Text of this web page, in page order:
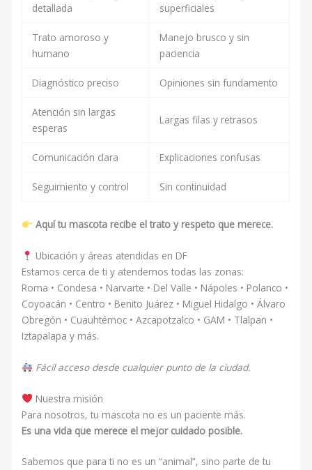
detallada
superficiales
Trato amoroso y
humano
Manejo brusco y sin
paciencia
Diagnóstico preciso Opiniones sin fundamento
Atención sin largas
esperas
Largas filas y retrasos
Comunicación clara Explicaciones confusas
Seguimiento y control Sin continuidad
Aquí tu mascota recibe el trato y respeto que merece.
Ubicación y áreas atendidas en DF
Estamos cerca de ti y atendemos todas las zonas:
Roma • Condesa • Narvarte • Del Valle • Nápoles • Polanco •
Coyoacán • Centro • Benito Juárez • Miguel Hidalgo • Álvaro
Obregón • Cuauhtémoc • Azcapotzalco • GAM • Tlalpan •
Iztapalapa y más.
Fácil acceso desde cualquier punto de la ciudad.
Nuestra misión
Para nosotros, tu mascota no es un paciente más.
Es una vida que merece el mejor cuidado posible.
Sabemos que para ti no es un “animal”, sino parte de tu